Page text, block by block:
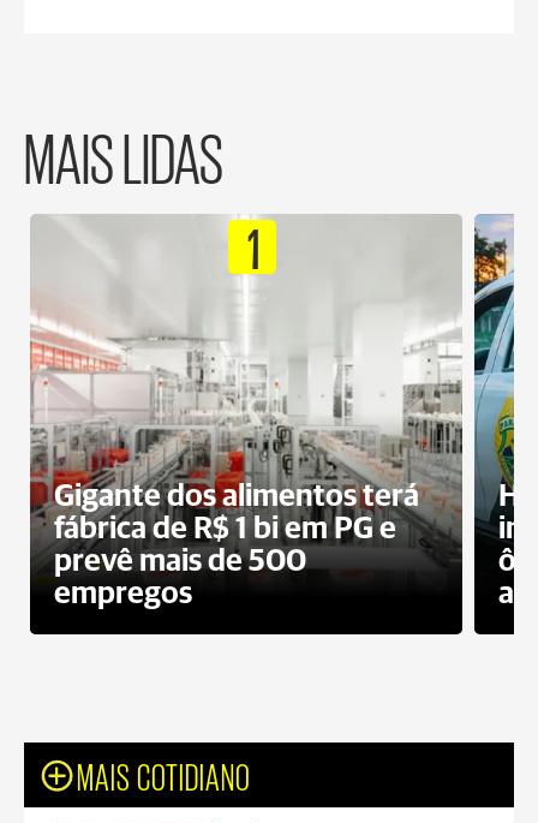
MAIS LIDAS
1
Gigante dos alimentos terá
fábrica de R$ 1 bi em PG e
prevê mais de 500
empregos
MAIS COTIDIANO